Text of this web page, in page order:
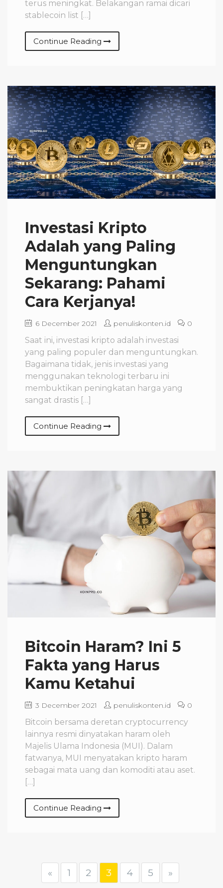
terus meningkat. Belakangan ramai dicari
stablecoin list […]
Continue Reading
Investasi Kripto
Adalah yang Paling
Menguntungkan
Sekarang: Pahami
Cara Kerjanya!
6 December 2021 penuliskonten.id 0
Saat ini, investasi kripto adalah investasi
yang paling populer dan menguntungkan.
Bagaimana tidak, jenis investasi yang
menggunakan teknologi terbaru ini
membuktikan peningkatan harga yang
sangat drastis […]
Continue Reading
Bitcoin Haram? Ini 5
Fakta yang Harus
Kamu Ketahui
3 December 2021 penuliskonten.id 0
Bitcoin bersama deretan cryptocurrency
lainnya resmi dinyatakan haram oleh
Majelis Ulama Indonesia (MUI). Dalam
fatwanya, MUI menyatakan kripto haram
sebagai mata uang dan komoditi atau aset.
[…]
Continue Reading
« 1 2 3 4 5 »